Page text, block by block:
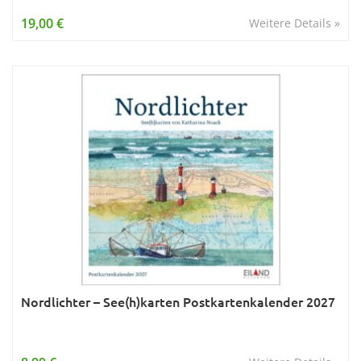
Young Adult
Weitere Details »
19,00 €
Nordlichter – See(h)karten Postkartenkalender 2027